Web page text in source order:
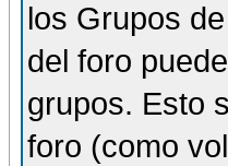
los Grupos
del foro
grupos. Esto
foro (como